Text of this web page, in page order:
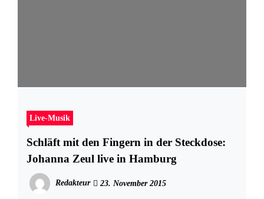
Live-Musik
Schläft mit den Fingern in der Steckdose:
Johanna Zeul live in Hamburg
Redakteur 23. November 2015